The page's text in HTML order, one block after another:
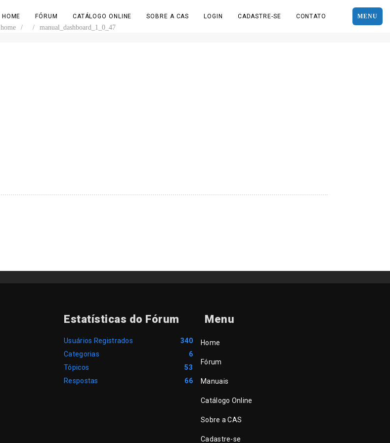
MENU
HOME FÓRUM CATÁLOGO ONLINE SOBRE A CAS LOGIN CADASTRE-SE CONTATO
home / / manual_dashboard_1_0_47
Estatísticas do Fórum
Usuários Registrados
340
Categorias
6
Tópicos
53
Respostas
66
Menu
Home
Fórum
Manuais
Catálogo Online
Sobre a CAS
Cadastre-se